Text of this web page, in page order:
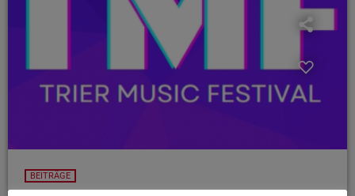
BEITRÄGE